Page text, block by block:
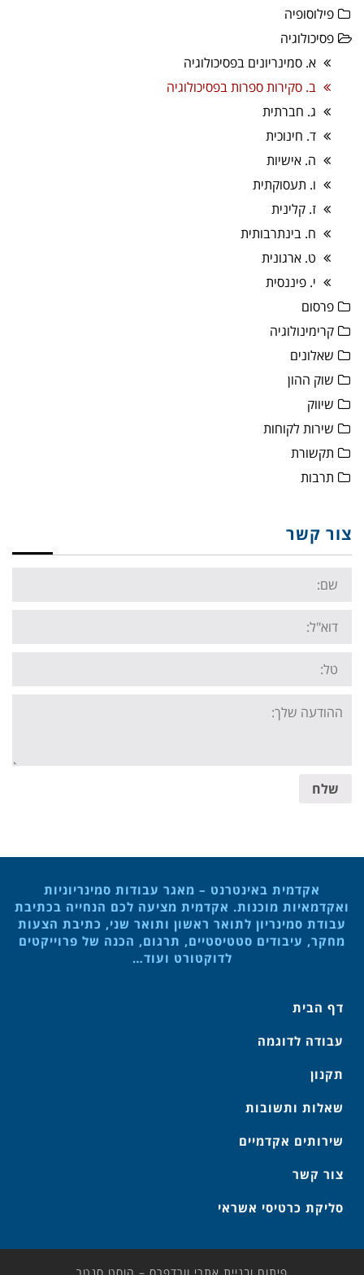
פילוסופיה
פסיכולוגיה
א. סמינריונים בפסיכולוגיה
ב. סקירות ספרות בפסיכולוגיה
ג. חברתית
ד. חינוכית
ה. אישיות
ו. תעסוקתית
ז. קלינית
ח. בינתרבותית
ט. ארגונית
י. פיננסית
פרסום
קרימינולוגיה
שאלונים
שוק ההון
שיווק
שירות לקוחות
תקשורת
תרבות
צור קשר
Name:
Email:
Tel:
Your
message:
שלח
אקדמית באינטרנט – מאגר עבודות סמינריוניות
ואקדמאיות מוכנות. אקדמית מציעה לכם הנחייה בכתיבת
עבודת סמינריון לתואר ראשון ותואר שני, כתיבת הצעות
מחקר, עיבודים סטטיסטיים, תרגום, הכנה של פרוייקטים
לדוקטורט ועוד…
דף הבית
עבודה לדוגמה
תקנון
שאלות ותשובות
שירותים אקדמיים
צור קשר
סליקת כרטיסי אשראי